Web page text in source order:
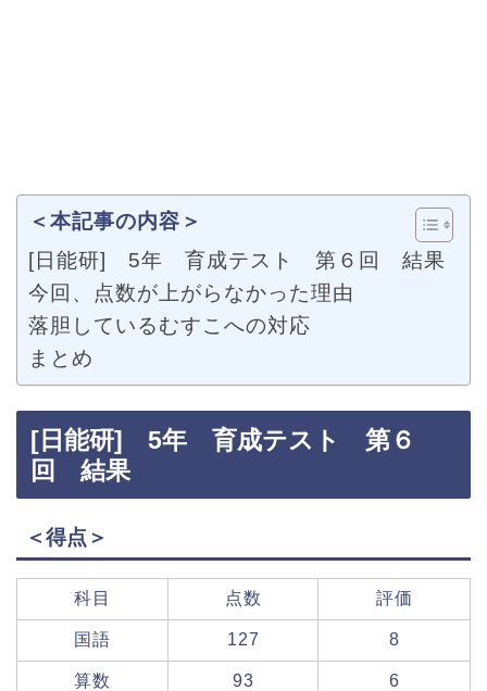
＜本記事の内容＞
[日能研] 5年 育成テスト 第６回 結果
今回、点数が上がらなかった理由
落胆しているむすこへの対応
まとめ
[日能研] 5年 育成テスト 第６
回 結果
＜得点＞
科目 点数 評価
国語 127 8
算数 93 6